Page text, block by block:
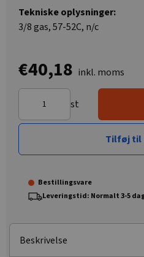
Tekniske oplysninger:
3/8 gas, 57-52C, n/c
€40,18 inkl. moms
st
Tilføj til
Bestillingsvare
Leveringstid: Normalt 3-5
Beskrivelse